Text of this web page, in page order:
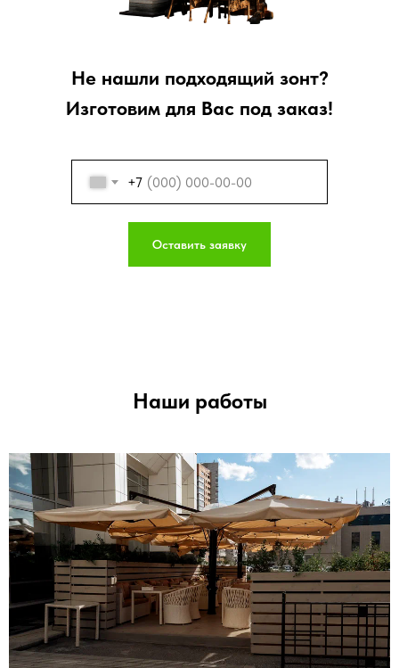
Не нашли подходящий зонт?
Изготовим для Вас под заказ!
+7
Оставить заявку
Наши работы